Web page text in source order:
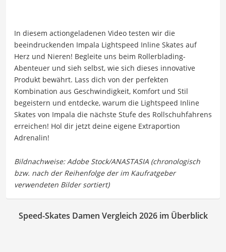
In diesem actiongeladenen Video testen wir die
beeindruckenden Impala Lightspeed Inline Skates auf
Herz und Nieren! Begleite uns beim Rollerblading-
Abenteuer und sieh selbst, wie sich dieses innovative
Produkt bewährt. Lass dich von der perfekten
Kombination aus Geschwindigkeit, Komfort und Stil
begeistern und entdecke, warum die Lightspeed Inline
Skates von Impala die nächste Stufe des Rollschuhfahrens
erreichen! Hol dir jetzt deine eigene Extraportion
Adrenalin!
Speed-Skates Damen Vergleich 2026 im Überblick